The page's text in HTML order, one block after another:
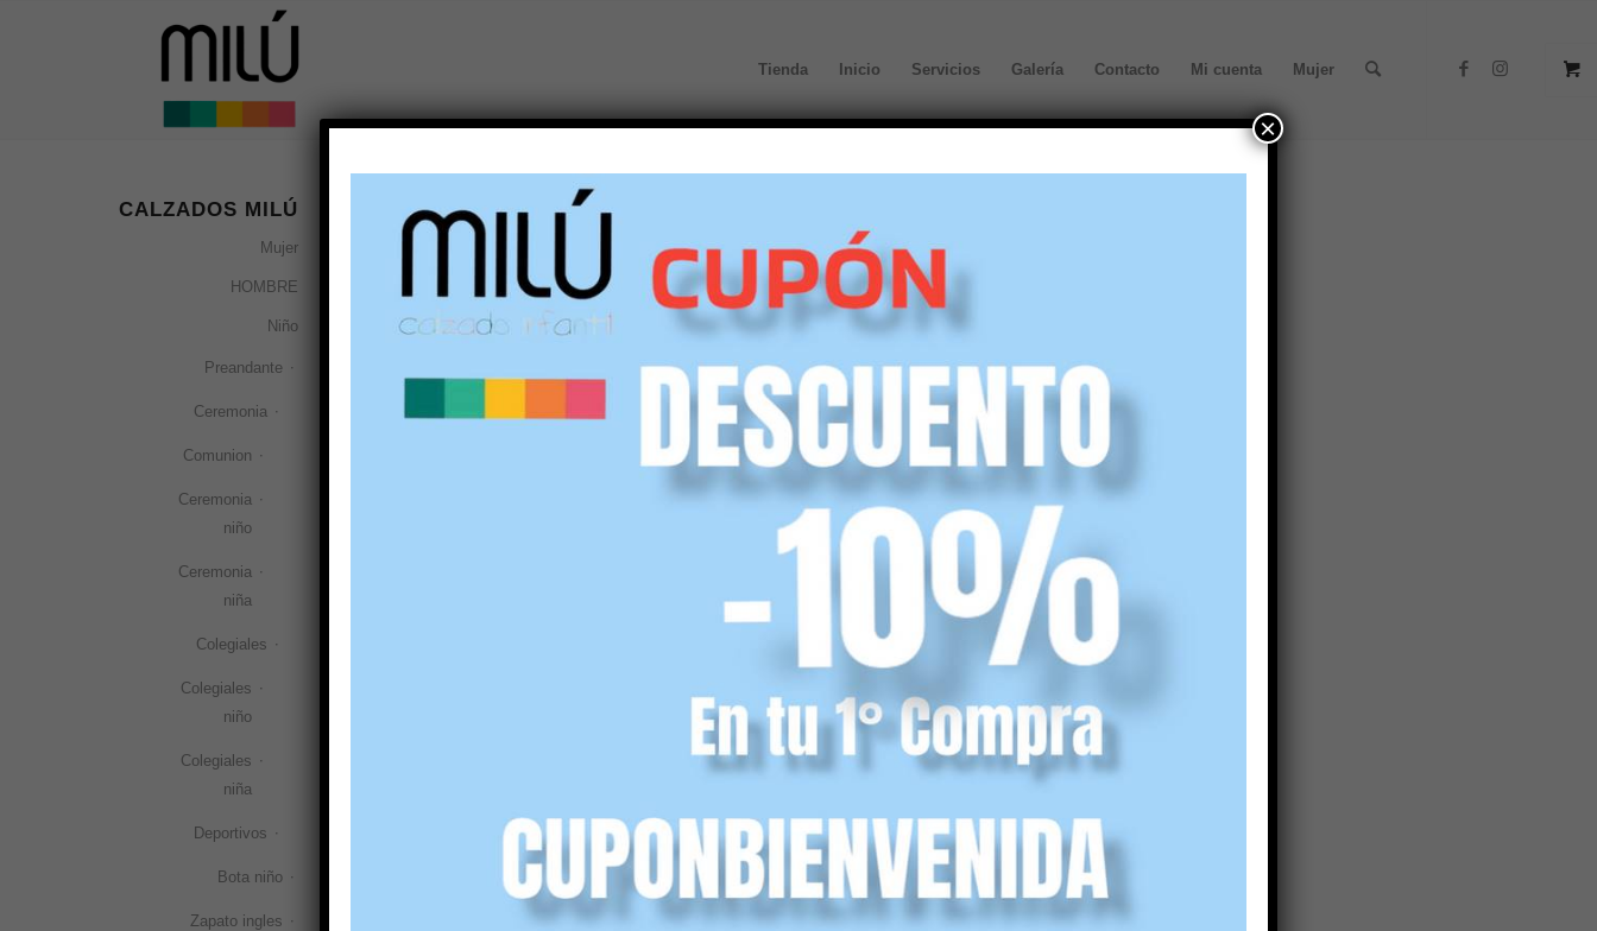
Tienda Inicio Servicios Galería Contacto Mi cuenta Mujer
glitter rosa
Por defecto Mostrar45 Artículos por página
(IVA incl.)
CALZADOS MILÚ
Mujer
HOMBRE
Niño
Preandante
Ceremonia
Comunion
Ceremonia
niño
Ceremonia
niña
Colegiales
Colegiales
niño
Colegiales
niña
Deportivos
Bota niño
Zapato ingles
×